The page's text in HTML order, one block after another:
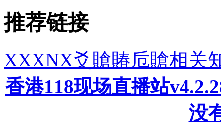
推荐链接
XXXNX爻賶賰卮賶相关
香港118现场直播站
没